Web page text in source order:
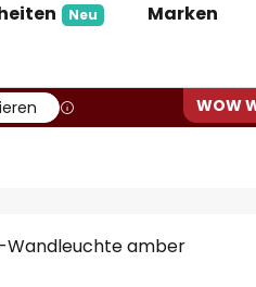
Neu Marken
WOW
Wandleuchte amber